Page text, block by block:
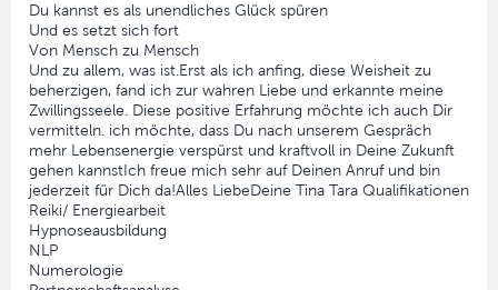
Du kannst es als unendliches Glück spüren
Und es setzt sich fort
Von Mensch zu Mensch
Und zu allem, was ist.Erst als ich anfing, diese Weisheit zu
beherzigen, fand ich zur wahren Liebe und erkannte meine
Zwillingsseele. Diese positive Erfahrung möchte ich auch Dir
vermitteln. ich möchte, dass Du nach unserem Gespräch
mehr Lebensenergie verspürst und kraftvoll in Deine Zukunft
gehen kannstIch freue mich sehr auf Deinen Anruf und bin
jederzeit für Dich da!Alles LiebeDeine Tina Tara Qualifikationen
Reiki/ Energiearbeit
Hypnoseausbildung
NLP
Numerologie